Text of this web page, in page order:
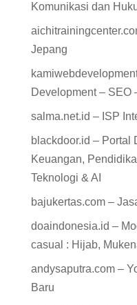
Komunikasi dan
Jepang
Development – SEO
salma.net.id – ISP
blackdoor.id – Portal
Keuangan,
Teknologi & AI
bajukertas.com –
doaindonesia.id –
casual : Hijab,
andysaputra.com –
Baru